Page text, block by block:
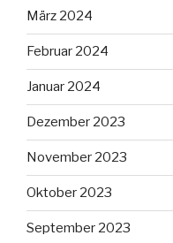
März 2024
Februar 2024
Januar 2024
Dezember 2023
November 2023
Oktober 2023
September 2023